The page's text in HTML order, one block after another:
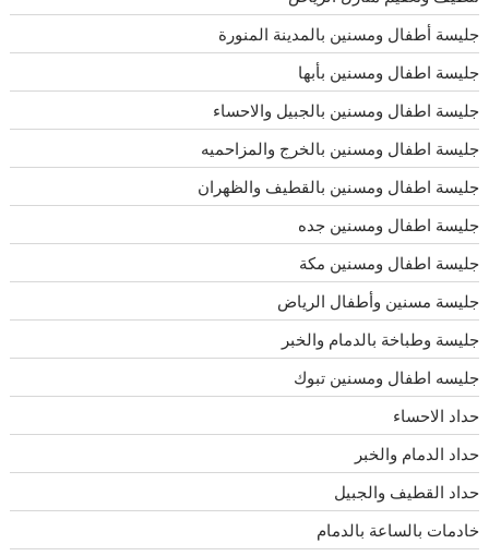
جليسة أطفال ومسنين بالمدينة المنورة
جليسة اطفال ومسنين بأبها
جليسة اطفال ومسنين بالجبيل والاحساء
جليسة اطفال ومسنين بالخرج والمزاحميه
جليسة اطفال ومسنين بالقطيف والظهران
جليسة اطفال ومسنين جده
جليسة اطفال ومسنين مكة
جليسة مسنين وأطفال الرياض
جليسة وطباخة بالدمام والخبر
جليسه اطفال ومسنين تبوك
حداد الاحساء
حداد الدمام والخبر
حداد القطيف والجبيل
خادمات بالساعة بالدمام